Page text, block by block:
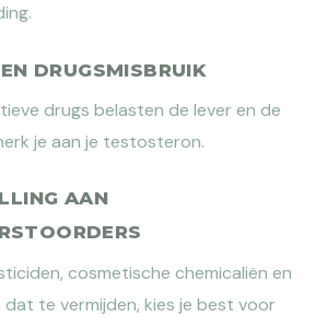
DRUGSMISBRUIK
drugs belasten de lever en de
je aan je testosteron.
AAN
cosmetische chemicaliën en
te vermijden, kies je best voor